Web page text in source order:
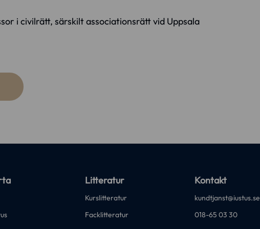
i civilrätt, särskilt associationsrätt vid Uppsala
Litteratur
Kurslitteratur
Facklitteratur
Kontakt
kundtjanst@iustus.se
018-65 03 30